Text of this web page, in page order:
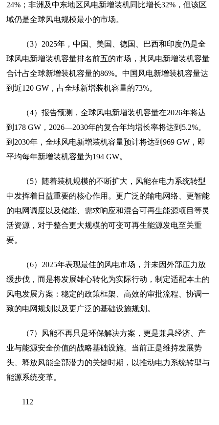
24%；非洲及中东地区风电新增装机同比增长32%，但该区
域仍是全球风电规模最小的市场。
（3）2025年，中国、美国、德国、巴西和印度仍是全
球风电新增装机容量排名前五的市场，其风电新增装机容量
合计占全球新增装机容量的86%。中国风电新增装机容量达
到近120 GW，占全球新增装机容量的73%。
（4）报告预测，全球风电新增装机容量在2026年将达
到178 GW，2026—2030年的复合年均增长率将达到5.2%。
到2030年，全球风电新增装机容量预计将达到969 GW，即
平均每年新增装机容量为194 GW。
（5）随着装机规模的不断扩大，风能在电力系统转型
中发挥着日益重要的核心作用。更广泛的输电网络、更智能
的电网调度以及储能、需求响应和混合可再生能源项目等灵
活资源，对于整合更大规模的可变可再生能源发电至关重
要。
（6）2025年表现最佳的风电市场，并未因外部压力放
缓步伐，而是将发展雄心转化为实际行动，制定适配本土的
风电发展方案：稳定的政策框架、高效的审批流程、协调一
致的电网规划以及更广泛的基础设施规划。
（7）风能不再只是环保解决方案，更是兼具经济、产
业与能源安全价值的战略基础设施。当前正是维持发展势
头、释放风能全部潜力的关键时期，以推动电力系统转型与
能源系统变革。
112